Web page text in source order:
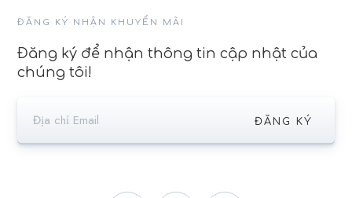
ĐĂNG KÝ NHẬN KHUYẾN MÃI
Đăng ký để nhận thông tin cập nhật của
chúng tôi!